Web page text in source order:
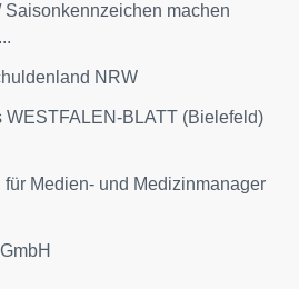
Saisonkennzeichen machen
NRW
WESTFALEN-BLATT (Bielefeld)
Medien- und Medizinmanager